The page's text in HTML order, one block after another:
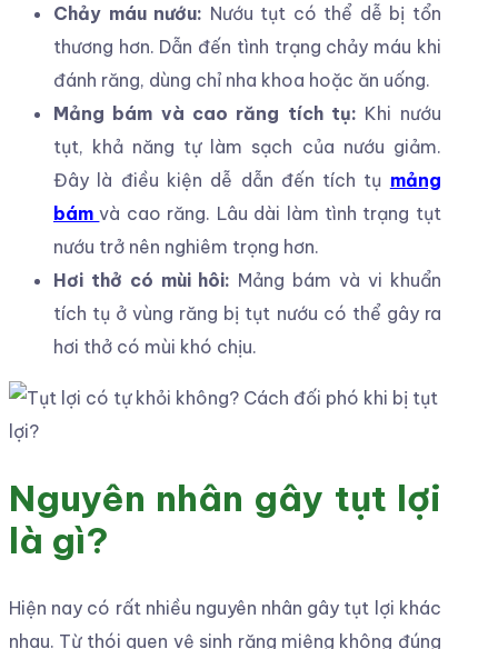
Chảy máu nướu: Nướu tụt có thể dễ bị tổn
thương hơn. Dẫn đến tình trạng chảy máu khi
đánh răng, dùng chỉ nha khoa hoặc ăn uống.
Mảng bám và cao răng tích tụ: Khi nướu
tụt, khả năng tự làm sạch của nướu giảm.
Đây là điều kiện dễ dẫn đến tích tụ mảng
bám và cao răng. Lâu dài làm tình trạng tụt
nướu trở nên nghiêm trọng hơn.
Hơi thở có mùi hôi: Mảng bám và vi khuẩn
tích tụ ở vùng răng bị tụt nướu có thể gây ra
hơi thở có mùi khó chịu.
Nguyên nhân gây tụt lợi
là gì?
Hiện nay có rất nhiều nguyên nhân gây tụt lợi khác
nhau. Từ thói quen vệ sinh răng miệng không đúng